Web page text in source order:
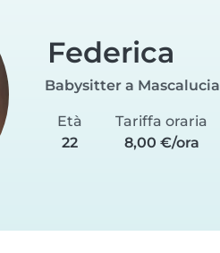
Federica
Babysitter a Mascalucia
Età
22
Tariffa oraria
8,00 €/ora